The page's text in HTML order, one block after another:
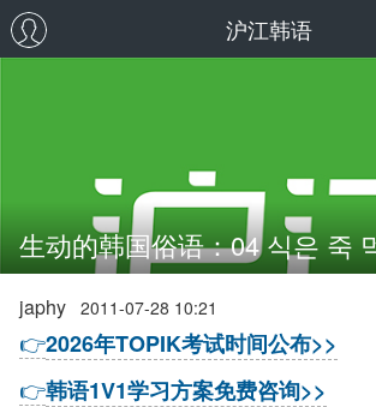
沪江韩语
生动的韩国俗语：04 식은 죽
japhy 2011-07-28 10:21
👉2026年TOPIK考试时间公布>>
👉韩语1V1学习方案免费咨询>>